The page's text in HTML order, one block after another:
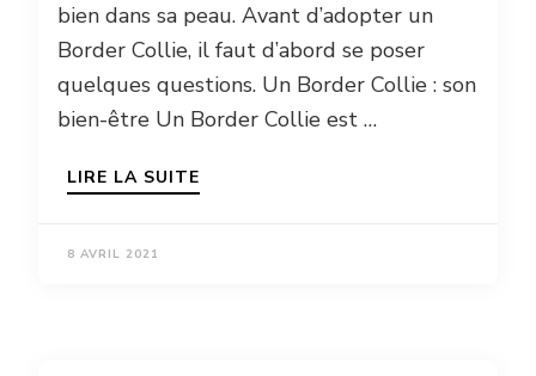
bien dans sa peau. Avant d’adopter un
Border Collie, il faut d’abord se poser
quelques questions. Un Border Collie : son
bien-être Un Border Collie est …
LIRE LA SUITE
8 AVRIL 2021